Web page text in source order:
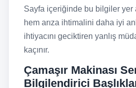
Sayfa içeriğinde bu bilgiler yer
hem arıza ihtimalini daha iyi
ihtiyacını geciktiren yanlış
kaçınır.
Çamaşır Makinası
Bilgilendirici